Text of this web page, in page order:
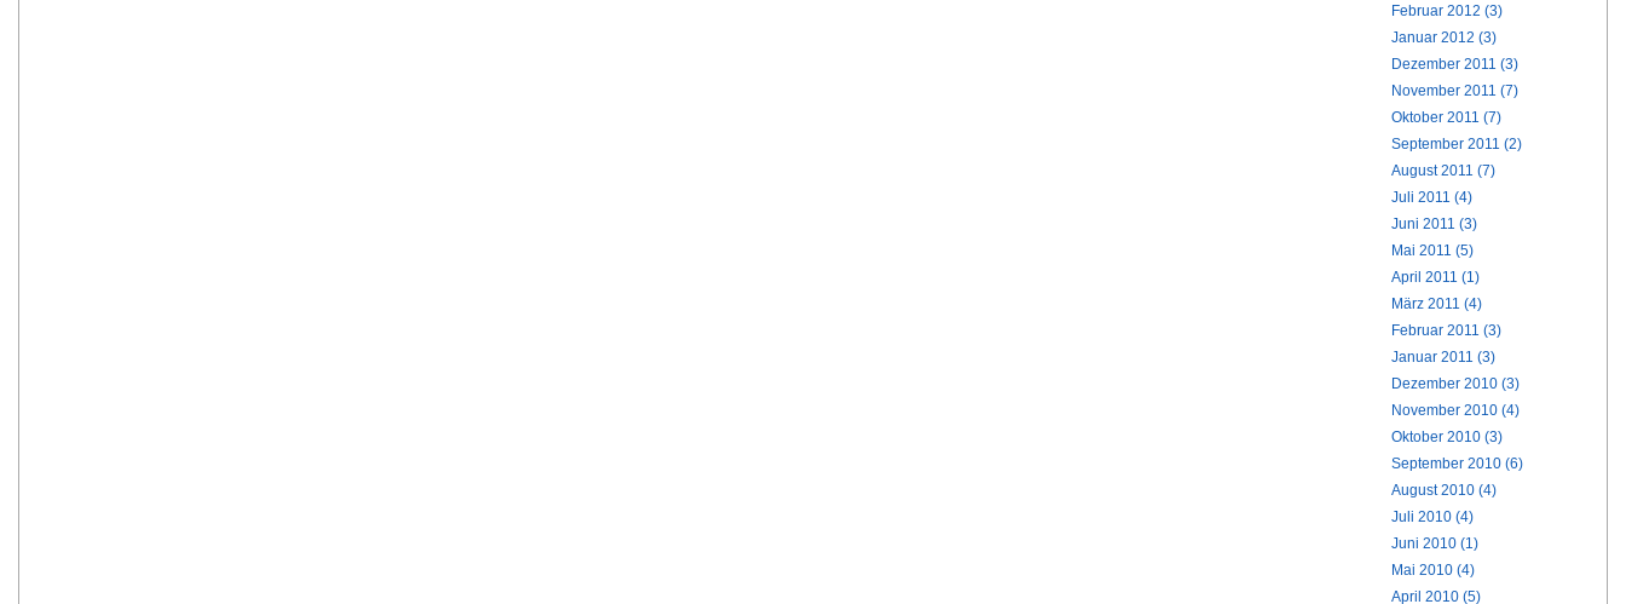
Februar 2012 (3)
Januar 2012 (3)
Dezember 2011 (3)
November 2011 (7)
Oktober 2011 (7)
September 2011 (2)
August 2011 (7)
Juli 2011 (4)
Juni 2011 (3)
Mai 2011 (5)
April 2011 (1)
März 2011 (4)
Februar 2011 (3)
Januar 2011 (3)
Dezember 2010 (3)
November 2010 (4)
Oktober 2010 (3)
September 2010 (6)
August 2010 (4)
Juli 2010 (4)
Juni 2010 (1)
Mai 2010 (4)
April 2010 (5)